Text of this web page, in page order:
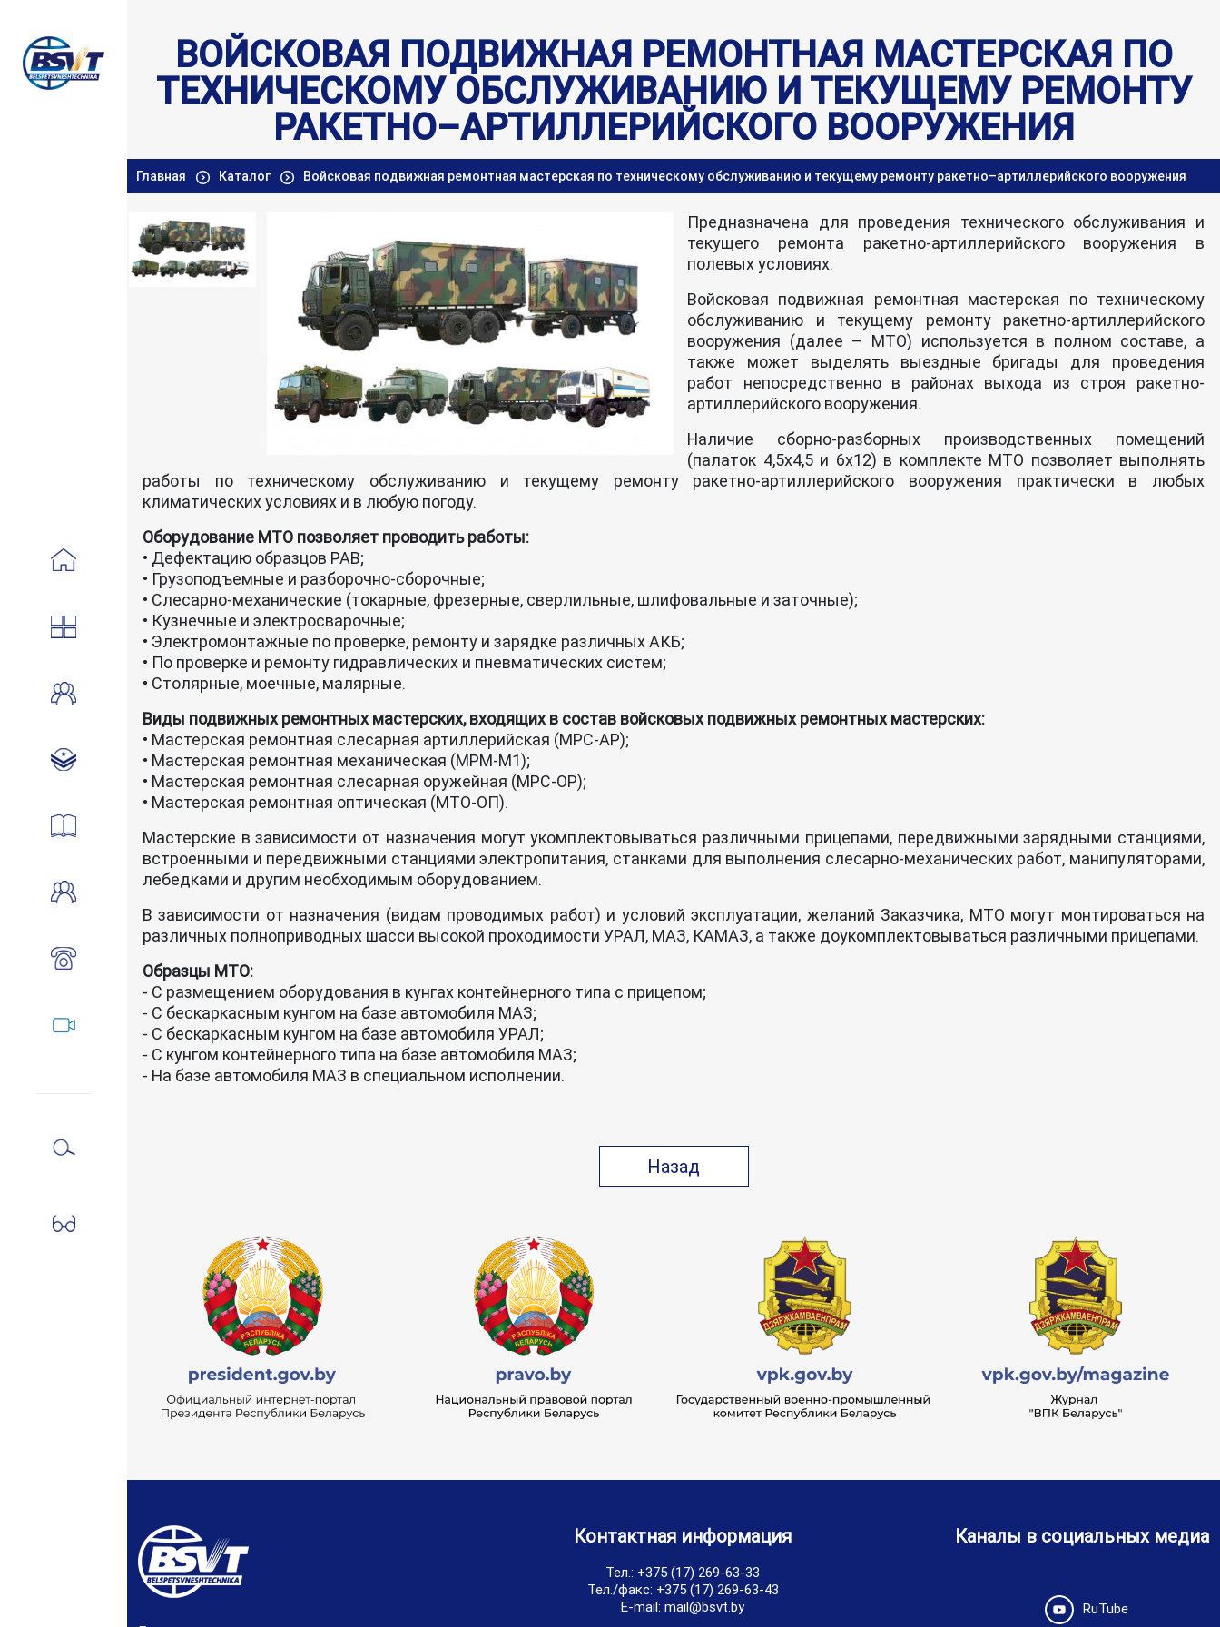
ВОЙСКОВАЯ ПОДВИЖНАЯ РЕМОНТНАЯ МАСТЕРСКАЯ ПО
ТЕХНИЧЕСКОМУ ОБСЛУЖИВАНИЮ И ТЕКУЩЕМУ РЕМОНТУ
РАКЕТНО–АРТИЛЛЕРИЙСКОГО ВООРУЖЕНИЯ
Главная Каталог Войсковая подвижная ремонтная мастерская по техническому обслуживанию и текущему ремонту ракетно–артиллерийского вооружения
Предназначена для проведения технического обслуживания и
текущего ремонта ракетно-артиллерийского вооружения в
полевых условиях.
Войсковая подвижная ремонтная мастерская по техническому
обслуживанию и текущему ремонту ракетно-артиллерийского
вооружения (далее – МТО) используется в полном составе, а
также может выделять выездные бригады для проведения
работ непосредственно в районах выхода из строя ракетно-
артиллерийского вооружения.
Наличие сборно-разборных производственных помещений
(палаток 4,5х4,5 и 6х12) в комплекте МТО позволяет выполнять
работы по техническому обслуживанию и текущему ремонту ракетно-артиллерийского вооружения практически в любых
климатических условиях и в любую погоду.
Оборудование МТО позволяет проводить работы:
• Дефектацию образцов РАВ;
• Грузоподъемные и разборочно-сборочные;
• Слесарно-механические (токарные, фрезерные, сверлильные, шлифовальные и заточные);
• Кузнечные и электросварочные;
• Электромонтажные по проверке, ремонту и зарядке различных АКБ;
• По проверке и ремонту гидравлических и пневматических систем;
• Столярные, моечные, малярные.
Виды подвижных ремонтных мастерских, входящих в состав войсковых подвижных ремонтных мастерских:
• Мастерская ремонтная слесарная артиллерийская (МРС-АР);
• Мастерская ремонтная механическая (МРМ-М1);
• Мастерская ремонтная слесарная оружейная (МРС-ОР);
• Мастерская ремонтная оптическая (МТО-ОП).
Мастерские в зависимости от назначения могут укомплектовываться различными прицепами, передвижными зарядными станциями,
встроенными и передвижными станциями электропитания, станками для выполнения слесарно-механических работ, манипуляторами,
лебедками и другим необходимым оборудованием.
В зависимости от назначения (видам проводимых работ) и условий эксплуатации, желаний Заказчика, МТО могут монтироваться на
различных полноприводных шасси высокой проходимости УРАЛ, МАЗ, КАМАЗ, а также доукомплектовываться различными прицепами.
Образцы МТО:
- С размещением оборудования в кунгах контейнерного типа с прицепом;
- С бескаркасным кунгом на базе автомобиля МАЗ;
- С бескаркасным кунгом на базе автомобиля УРАЛ;
- С кунгом контейнерного типа на базе автомобиля МАЗ;
- На базе автомобиля МАЗ в специальном исполнении.
Назад
Контактная информация
Тел.: +375 (17) 269-63-33
Тел./факс: +375 (17) 269-63-43
E-mail: mail@bsvt.by
Каналы в социальных медиа
RuTube